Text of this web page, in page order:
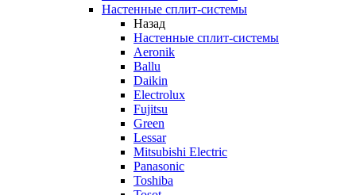
Настенные сплит-системы
Назад
Настенные сплит-системы
Aeronik
Ballu
Daikin
Electrolux
Fujitsu
Green
Lessar
Mitsubishi Electric
Panasonic
Toshiba